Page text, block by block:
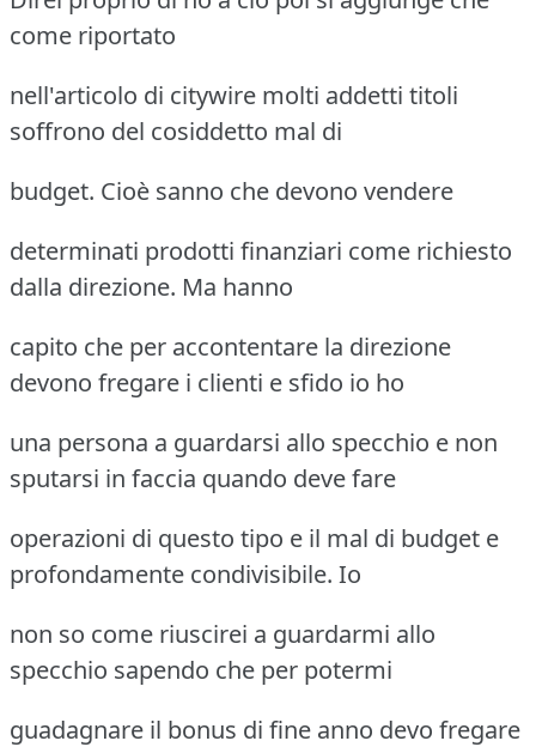
come riportato
nell'articolo di citywire molti addetti titoli
soffrono del cosiddetto mal di
budget. Cioè sanno che devono vendere
determinati prodotti finanziari come richiesto
dalla direzione. Ma hanno
capito che per accontentare la direzione
devono fregare i clienti e sfido io ho
una persona a guardarsi allo specchio e non
sputarsi in faccia quando deve fare
operazioni di questo tipo e il mal di budget e
profondamente condivisibile. Io
non so come riuscirei a guardarmi allo
specchio sapendo che per potermi
guadagnare il bonus di fine anno devo fregare